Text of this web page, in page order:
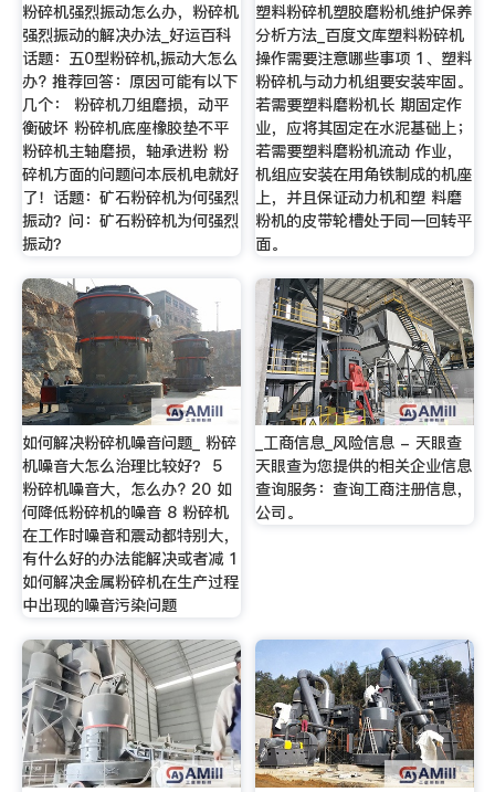
粉碎机强烈振动怎么办，粉碎机
强烈振动的解决办法_好运百科
话题：五0型粉碎机,振动大怎么
办? 推荐回答：原因可能有以下
几个： 粉碎机刀组磨损，动平
衡破坏 粉碎机底座橡胶垫不平
粉碎机主轴磨损，轴承进粉 粉
碎机方面的问题问本辰机电就好
了！话题：矿石粉碎机为何强烈
振动？问：矿石粉碎机为何强烈
振动？
塑料粉碎机塑胶磨粉机维护保养
分析方法_百度文库塑料粉碎机
操作需要注意哪些事项 1、塑料
粉碎机与动力机组要安装牢固。
若需要塑料磨粉机长 期固定作
业，应将其固定在水泥基础上；
若需要塑料磨粉机流动 作业，
机组应安装在用角铁制成的机座
上，并且保证动力机和塑 料磨
粉机的皮带轮槽处于同一回转平
面。
如何解决粉碎机噪音问题_ 粉碎
机噪音大怎么治理比较好？ 5
粉碎机噪音大，怎么办? 20 如
何降低粉碎机的噪音 8 粉碎机
在工作时噪音和震动都特别大，
有什么好的办法能解决或者减 1
如何解决金属粉碎机在生产过程
中出现的噪音污染问题
_工商信息_风险信息 - 天眼查
天眼查为您提供的相关企业信息
查询服务：查询工商注册信息，
公司。